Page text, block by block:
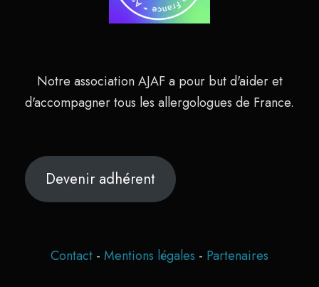
Notre association AJAF a pour but d'aider et
d'accompagner tous les allergologues de France.
Devenir adhérent
Contact - Mentions légales - Partenaires